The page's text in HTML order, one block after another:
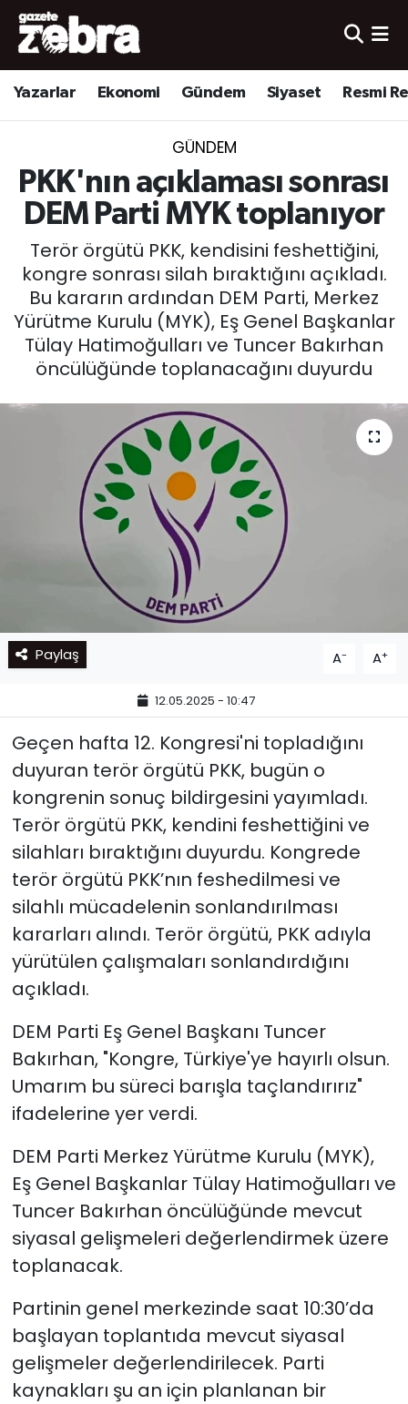
Yazarlar Ekonomi Gündem Siyaset Resmi
GÜNDEM
PKK'nın açıklaması sonrası
DEM Parti MYK toplanıyor
Terör örgütü PKK, kendisini feshettiğini,
kongre sonrası silah bıraktığını açıkladı.
Bu kararın ardından DEM Parti, Merkez
Yürütme Kurulu (MYK), Eş Genel Başkanlar
Tülay Hatimoğulları ve Tuncer Bakırhan
öncülüğünde toplanacağını duyurdu
Paylaş A- A+
12.05.2025 - 10:47
Geçen hafta 12. Kongresi'ni topladığını
duyuran terör örgütü PKK, bugün o
kongrenin sonuç bildirgesini yayımladı.
Terör örgütü PKK, kendini feshettiğini ve
silahları bıraktığını duyurdu. Kongrede
terör örgütü PKK’nın feshedilmesi ve
silahlı mücadelenin sonlandırılması
kararları alındı. Terör örgütü, PKK adıyla
yürütülen çalışmaları sonlandırdığını
açıkladı.
DEM Parti Eş Genel Başkanı Tuncer
Bakırhan, "Kongre, Türkiye'ye hayırlı olsun.
Umarım bu süreci barışla taçlandırırız"
ifadelerine yer verdi.
DEM Parti Merkez Yürütme Kurulu (MYK),
Eş Genel Başkanlar Tülay Hatimoğulları ve
Tuncer Bakırhan öncülüğünde mevcut
siyasal gelişmeleri değerlendirmek üzere
toplanacak.
Partinin genel merkezinde saat 10:30’da
başlayan toplantıda mevcut siyasal
gelişmeler değerlendirilecek. Parti
kaynakları şu an için planlanan bir
Yazarlar
Ekonomi
Yerel
Spor
Nöbetçi Eczaneler
Hava Durumu
Süper Lig Puan Durumu ve Fikstür
Tüm Manşetler
Son Dakika Haberleri
Haber Arşivi